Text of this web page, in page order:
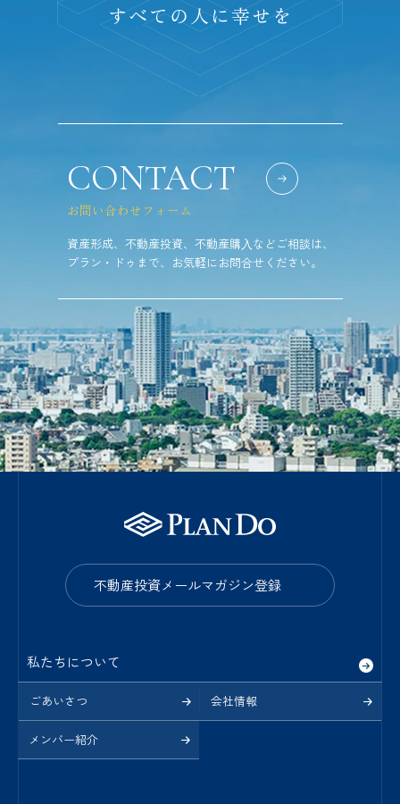
CONTACT
お問い合わせフォーム
資産形成、不動産投資、不動産購⼊などご相談は、
プラン・ドゥまで、お気軽にお問合せください。
すべての人に幸せを
不動産投資メールマガジン登録
私たちについて
ごあいさつ 会社情報
メンバー紹介